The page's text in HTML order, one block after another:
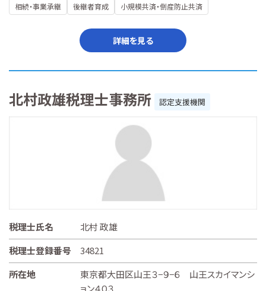
相続・事業承継
後継者育成 小規模共済・倒産防止共済
詳細を見る
北村政雄税理士事務所 認定支援機関
税理士氏名
北村 政雄
税理士登録番号
34821
所在地
東京都大田区山王３−９−６ 山王スカイマンシ
ョン４０３